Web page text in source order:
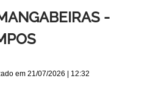
-
em 21/07/2026 | 12:32